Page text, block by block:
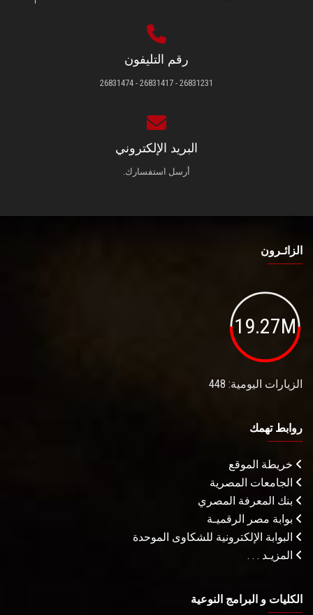
رقم التليفون
26831231 - 26831417 - 26831474
البريد الإلكتروني
أرسل استفسارك.
الزائـرون
19.27M
الزيارات اليومية: 448
روابط تهمك
خريطة الموقع
الجامعات المصرية
بنك المعرفة المصري
بوابة مصر الرقميـة
البوابة الإلكترونية للشكاوى الموحدة
المزيـد . . .
الكليات و البرامج النوعية